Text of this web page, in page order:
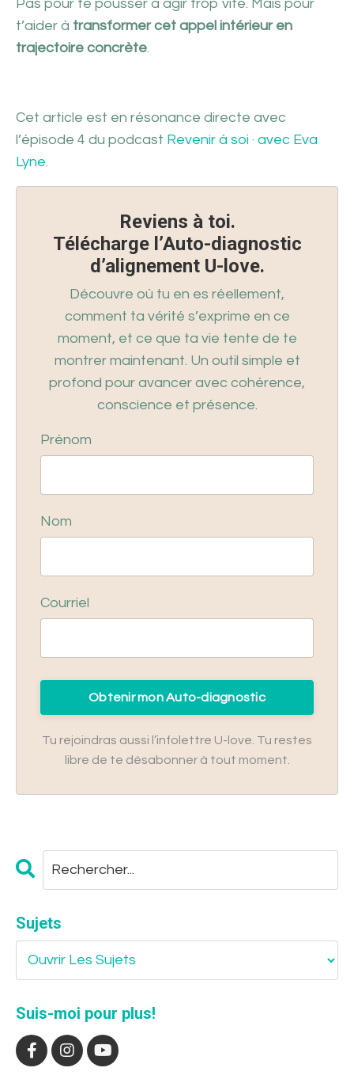
Pas pour te pousser à agir trop vite. Mais pour
t’aider à transformer cet appel intérieur en
trajectoire concrète.
Cet article est en résonance directe avec
l’épisode 4 du podcast Revenir à soi · avec Eva
Lyne.
Reviens à toi.
Télécharge l’Auto-diagnostic
d’alignement U-love.
Découvre où tu en es réellement,
comment ta vérité s’exprime en ce
moment, et ce que ta vie tente de te
montrer maintenant. Un outil simple et
profond pour avancer avec cohérence,
conscience et présence.
Prénom
Nom
Courriel
Obtenir mon Auto-diagnostic
Tu rejoindras aussi l’infolettre U-love. Tu restes
libre de te désabonner à tout moment.
Sujets
Suis-moi pour plus!